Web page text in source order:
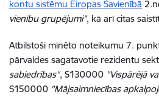
kontu sistēmu Eiropas Savienībā
vienību grupējumi”, kā arī citas
Atbilstoši minēto noteikumu 7.
pārvaldes sagatavotie rezidentu
sabiedrības", S130000 "Vispārējā
S150000 "Mājsaimniecības